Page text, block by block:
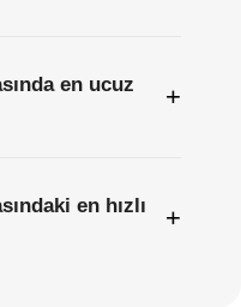
en ucuz
+
en hızlı
+